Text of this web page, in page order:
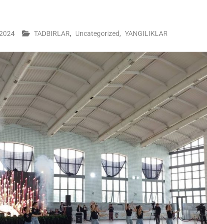
TADBIRLAR, Uncategorized, YANGILIKLAR